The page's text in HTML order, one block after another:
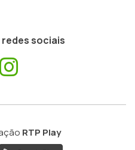
sociais
Facebook
RTP Play